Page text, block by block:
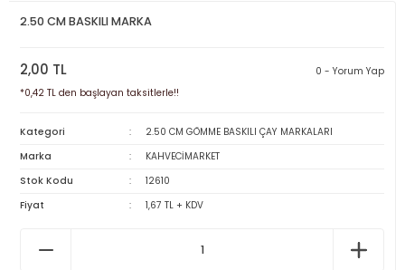
2.50 CM BASKILI MARKA
2,00 TL
0 - Yorum Yap
*0,42 TL den başlayan taksitlerle!!
Kategori
2.50 CM GÖMME BASKILI ÇAY MARKALARI
Marka
KAHVECİMARKET
Stok Kodu
12610
Fiyat
1,67 TL + KDV